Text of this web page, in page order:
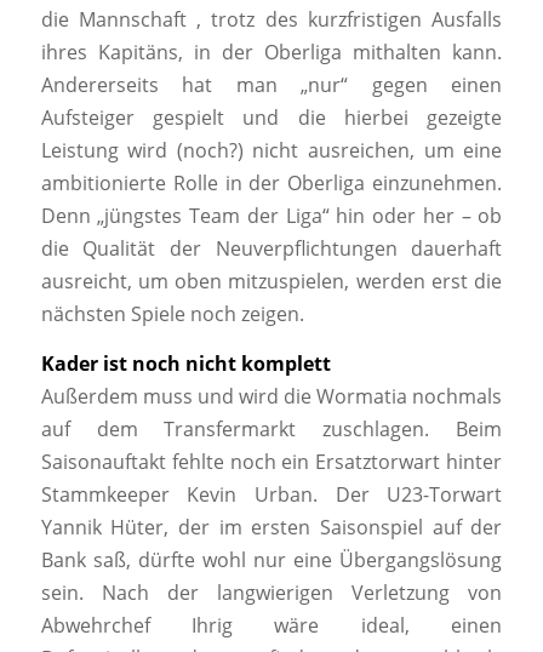
die Mannschaft , trotz des kurzfristigen Ausfalls
ihres Kapitäns, in der Oberliga mithalten kann.
Andererseits hat man „nur“ gegen einen
Aufsteiger gespielt und die hierbei gezeigte
Leistung wird (noch?) nicht ausreichen, um eine
ambitionierte Rolle in der Oberliga einzunehmen.
Denn „jüngstes Team der Liga“ hin oder her – ob
die Qualität der Neuverpflichtungen dauerhaft
ausreicht, um oben mitzuspielen, werden erst die
nächsten Spiele noch zeigen.
Kader ist noch nicht komplett
Außerdem muss und wird die Wormatia nochmals
auf dem Transfermarkt zuschlagen. Beim
Saisonauftakt fehlte noch ein Ersatztorwart hinter
Stammkeeper Kevin Urban. Der U23-Torwart
Yannik Hüter, der im ersten Saisonspiel auf der
Bank saß, dürfte wohl nur eine Übergangslösung
sein. Nach der langwierigen Verletzung von
Abwehrchef Ihrig wäre ideal, einen